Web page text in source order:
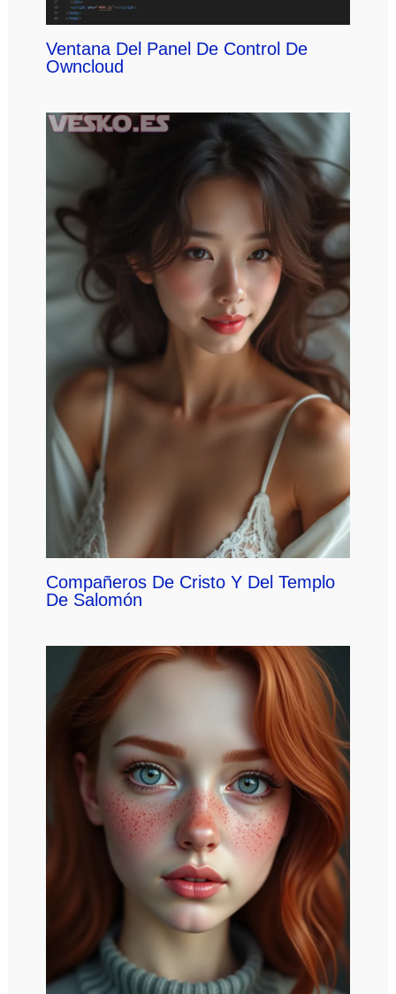
Ventana Del Panel De Control De
Owncloud
Compañeros De Cristo Y Del Templo
De Salomón